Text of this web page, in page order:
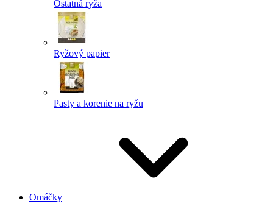
Ostatná ryža
Ryžový papier
Pasty a korenie na ryžu
Omáčky